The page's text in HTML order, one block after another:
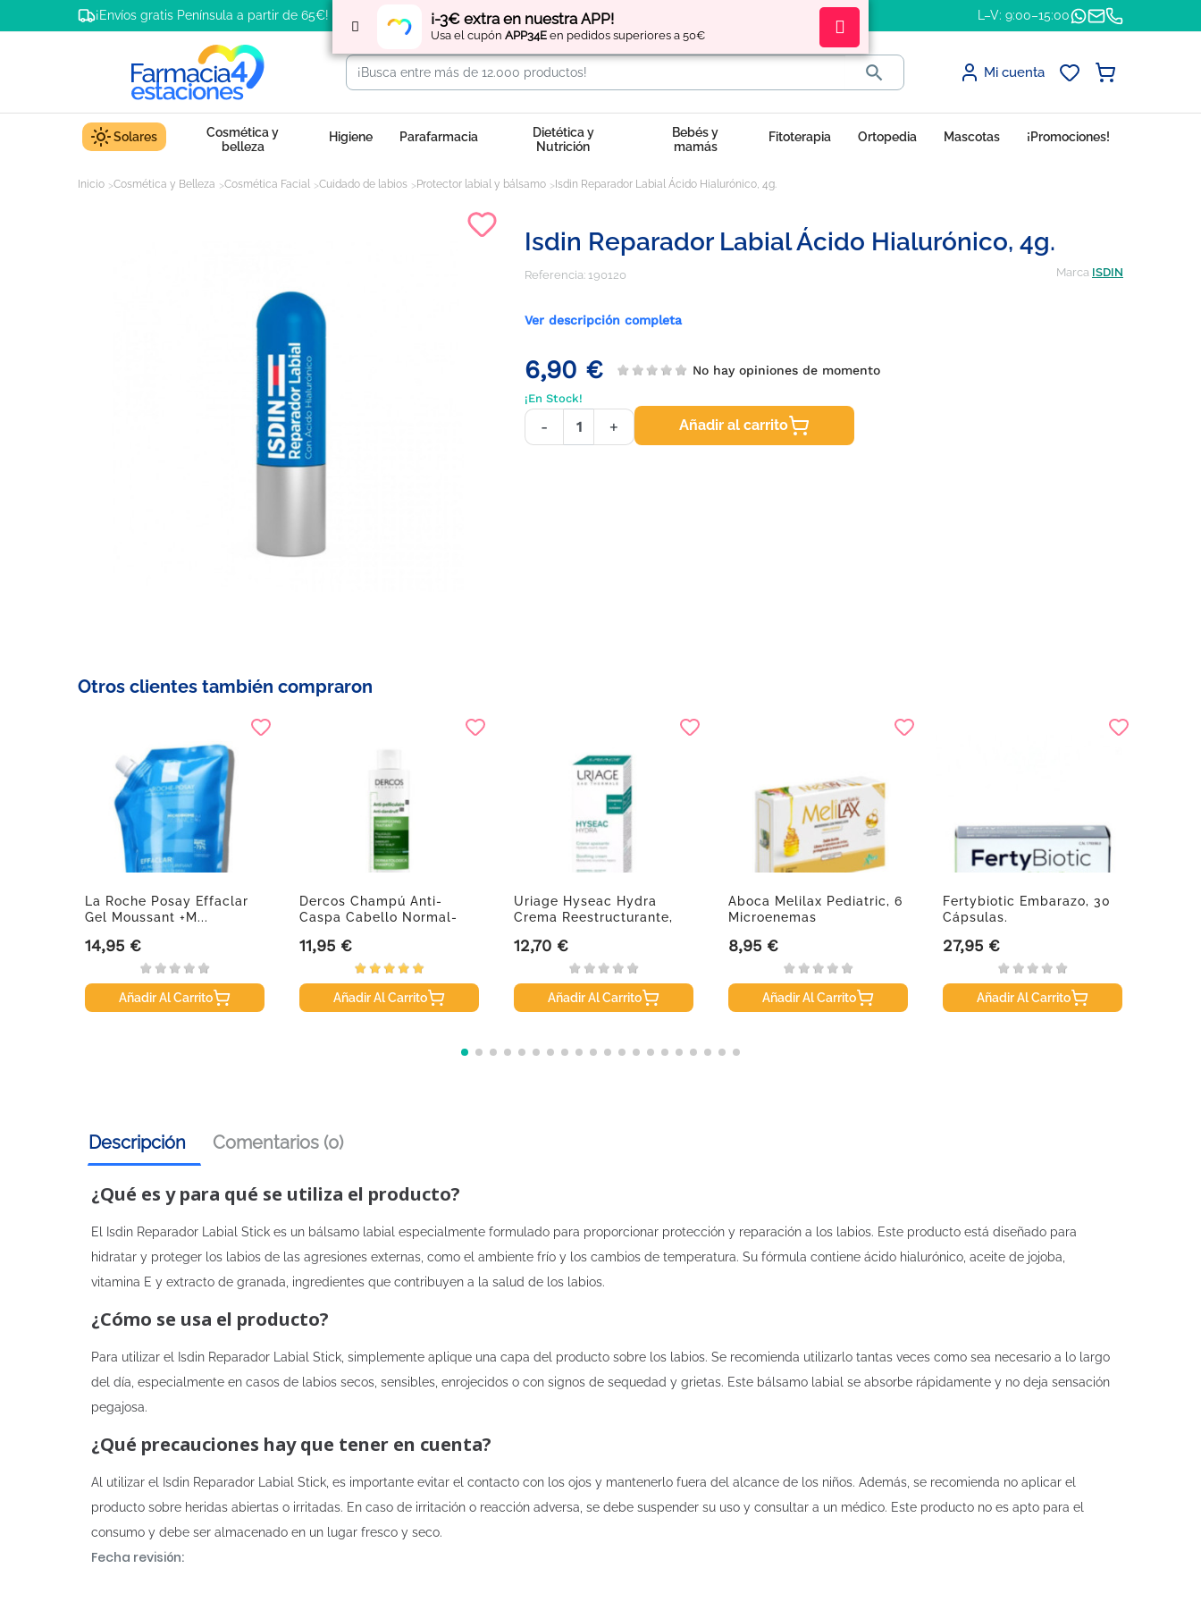
¡-3€ extra en nuestra APP!
Usa el cupón APP34E en pedidos superiores a 50€
¡Envíos gratis Península a partir de 65€! Regístratey obtén L–V: 9:00–15:00
 Mi cuenta
Solares
Cosmética y
belleza
Higiene Parafarmacia
Dietética y
Nutrición
Bebés y
mamás
Fitoterapia Ortopedia Mascotas ¡Promociones!
Inicio Cosmética y Belleza Cosmética Facial Cuidado de labios Protector labial y bálsamo Isdin Reparador Labial Ácido Hialurónico, 4g.
Isdin Reparador Labial Ácido Hialurónico, 4g.
Referencia: 190120 Marca ISDIN
Ver descripción completa
6,90 € No hay opiniones de momento
¡En Stock!
- + Añadir al carrito
Otros clientes también compraron
La Roche Posay Effaclar
Gel Moussant +M...
Precio
14,95 €
Añadir Al Carrito
Dercos Champú Anti-
Caspa Cabello Normal-
Precio
11,95 €
Añadir Al Carrito
Uriage Hyseac Hydra
Crema Reestructurante,
Precio
12,70 €
Añadir Al Carrito
Aboca Melilax Pediatric, 6
Microenemas
Precio
8,95 €
Añadir Al Carrito
Fertybiotic Embarazo, 30
Cápsulas.
Precio
27,95 €
Añadir Al Carrito
Descripción Comentarios (0)
¿Qué es y para qué se utiliza el producto?
El Isdin Reparador Labial Stick es un bálsamo labial especialmente formulado para proporcionar protección y reparación a los labios. Este producto está diseñado para
hidratar y proteger los labios de las agresiones externas, como el ambiente frío y los cambios de temperatura. Su fórmula contiene ácido hialurónico, aceite de jojoba,
vitamina E y extracto de granada, ingredientes que contribuyen a la salud de los labios.
¿Cómo se usa el producto?
Para utilizar el Isdin Reparador Labial Stick, simplemente aplique una capa del producto sobre los labios. Se recomienda utilizarlo tantas veces como sea necesario a lo largo
del día, especialmente en casos de labios secos, sensibles, enrojecidos o con signos de sequedad y grietas. Este bálsamo labial se absorbe rápidamente y no deja sensación
pegajosa.
¿Qué precauciones hay que tener en cuenta?
Al utilizar el Isdin Reparador Labial Stick, es importante evitar el contacto con los ojos y mantenerlo fuera del alcance de los niños. Además, se recomienda no aplicar el
producto sobre heridas abiertas o irritadas. En caso de irritación o reacción adversa, se debe suspender su uso y consultar a un médico. Este producto no es apto para el
consumo y debe ser almacenado en un lugar fresco y seco.
Fecha revisión: